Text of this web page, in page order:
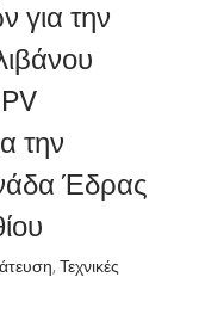
για την
την
Έδρας
, Τεχνικές